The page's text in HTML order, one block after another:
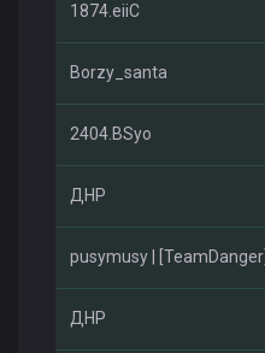
1874.eiiC
Borzy_santa
2404.BSyo
ДНР
pusymusy | [TeamDanger]
ДНР